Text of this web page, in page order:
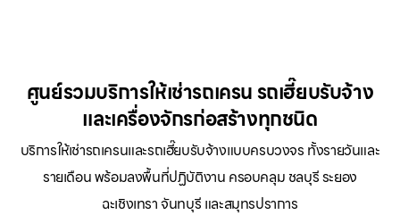
ศูนย์รวมบริการให้เช่ารถเครน รถเฮี๊ยบรับจ้าง
และเครื่องจักรก่อสร้างทุกชนิด
บริการให้เช่ารถเครนและรถเฮี๊ยบรับจ้างแบบครบวงจร ทั้งรายวันและ
รายเดือน พร้อมลงพื้นที่ปฏิบัติงาน ครอบคลุม ชลบุรี ระยอง
ฉะเชิงเทรา จันทบุรี และสมุทรปราการ